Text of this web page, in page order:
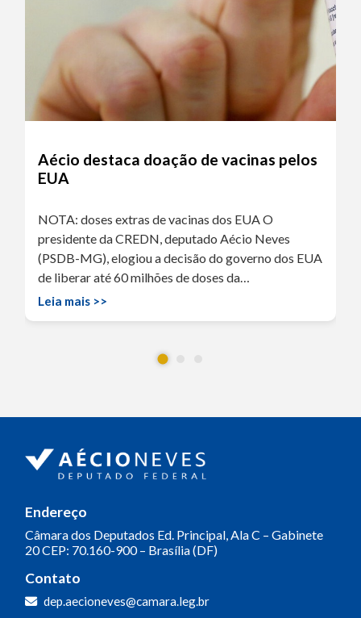
Aécio destaca doação de vacinas pelos
EUA
NOTA: doses extras de vacinas dos EUA O
presidente da CREDN, deputado Aécio Neves
(PSDB-MG), elogiou a decisão do governo dos EUA
de liberar até 60 milhões de doses da…
Leia mais >>
Endereço
Câmara dos Deputados Ed. Principal, Ala C – Gabinete
20CEP: 70.160-900 – Brasília (DF)
Contato
dep.aecioneves@camara.leg.br